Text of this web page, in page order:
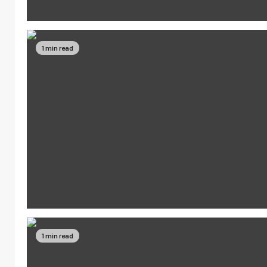
1 min read
1 min read